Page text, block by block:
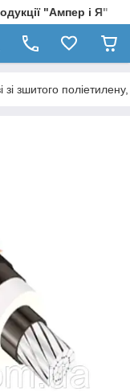
"Ампер і Я"
зі зшитого